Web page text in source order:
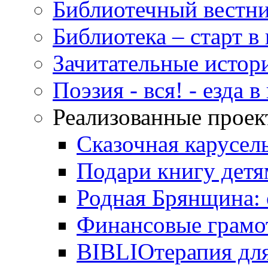
Библиотечный
Библиотека – старт
Зачитательные
Поэзия - вся! - езда в
Реализованные
Сказочная
Подари книгу
Родная Брянщина:
Финансовые
BIBLIOтерапия